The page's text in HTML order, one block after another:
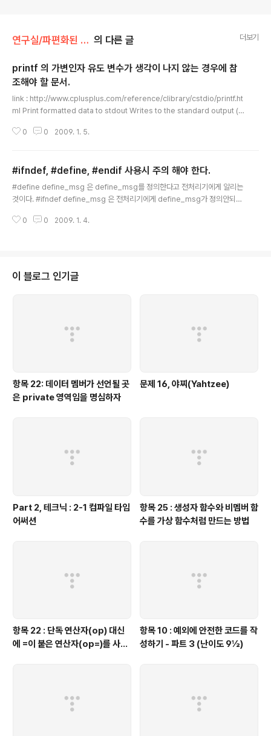
연구실/파편화된 기록들 의 다른 글 더보기
printf 의 가변인자 유도 변수가 생각이 나지 않는 경우에 참
조해야 할 문서.
link : http://www.cplusplus.com/reference/clibrary/cstdio/printf.ht
ml Print formatted data to stdout Writes to the standard output (s
cifies. After the format parameter, the function expects at least a
ptio..
0 0 2009. 1. 5.
#ifndef, #define, #endif 사용시 주의 해야 한다.
#define define_msg 은 define_msg를 정의한다고 전처리기에게 알리는
것이다. #ifndef define_msg 은 전처리기에게 define_msg가 정의안되어
서 여기까지 끝난 다는 뜻이다. #ifndef 와 #endif 는, 코드를 인스턴스화 할지
해서, 예전에 공부했다가, 어떤 사람이 했던 한가지 대안이 떠올랐다. 바로 파일
이름명을 이용하여, #defi..
0 0 2009. 1. 4.
이 블로그 인기글
항목 22: 데이터 멤버가 선언될 곳
은 private 영역임을 명심하자
문제 16, 야찌(Yahtzee)
Part 2, 테크닉 : 2-1 컴파일 타임
어써션
항목 25 : 생성자 함수와 비멤버 함
수를 가상 함수처럼 만드는 방법
항목 22 : 단독 연산자(op) 대신
에 =이 붙은 연산자(op=)를 사용
항목 10 : 예외에 안전한 코드를 작
성하기 - 파트 3 (난이도 9½)